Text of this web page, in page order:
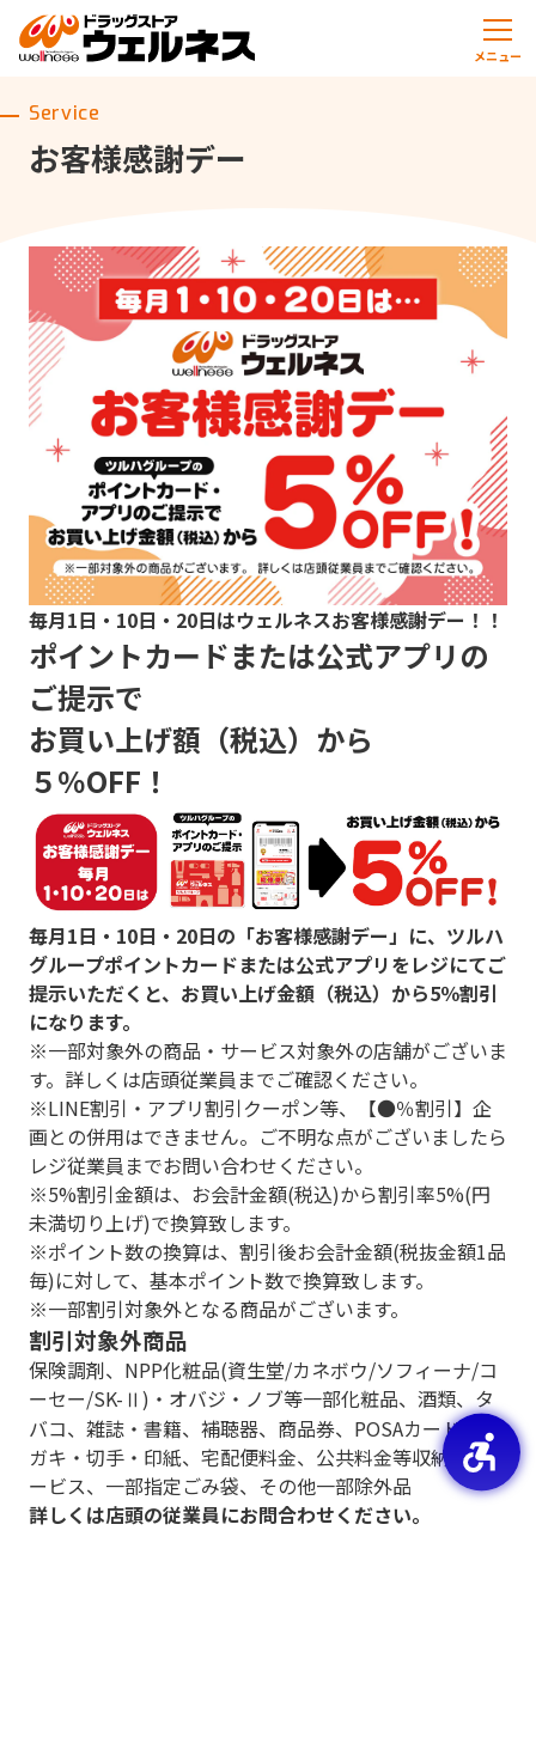
メニュー
Service
お客様感謝デー
毎月1日・10日・20日はウェルネスお客様感謝デー！！
ポイントカードまたは公式アプリの
ご提示で
お買い上げ額（税込）から
５％OFF！
毎月1日・10日・20日の「お客様感謝デー」に、ツルハ
グループポイントカードまたは公式アプリをレジにてご
提示いただくと、お買い上げ金額（税込）から5％割引
になります。
※一部対象外の商品・サービス対象外の店舗がございま
す。詳しくは店頭従業員までご確認ください。
※LINE割引・アプリ割引クーポン等、【●％割引】企
画との併用はできません。ご不明な点がございましたら
レジ従業員までお問い合わせください。
※5%割引金額は、お会計金額(税込)から割引率5%(円
未満切り上げ)で換算致します。
※ポイント数の換算は、割引後お会計金額(税抜金額1品
毎)に対して、基本ポイント数で換算致します。
※一部割引対象外となる商品がございます。
割引対象外商品
保険調剤、NPP化粧品(資生堂/カネボウ/ソフィーナ/コ
ーセー/SK-Ⅱ)・オバジ・ノブ等一部化粧品、酒類、タ
バコ、雑誌・書籍、補聴器、商品券、POSAカード、ハ
ガキ・切手・印紙、宅配便料金、公共料金等収納代行サ
ービス、一部指定ごみ袋、その他一部除外品
詳しくは店頭の従業員にお問合わせください。